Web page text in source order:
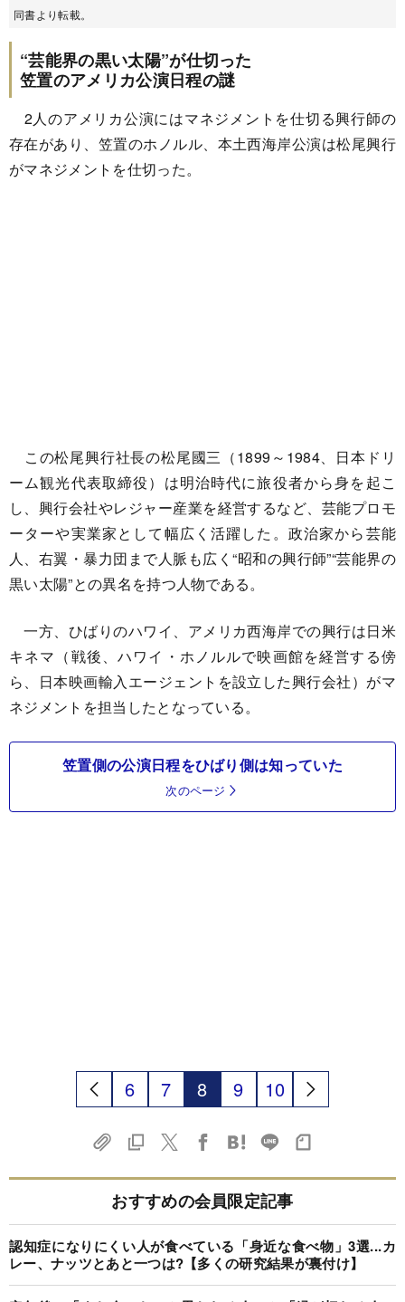
同書より転載。
“芸能界の黒い太陽”が仕切った
笠置のアメリカ公演日程の謎
2人のアメリカ公演にはマネジメントを仕切る興行師の
存在があり、笠置のホノルル、本土西海岸公演は松尾興行
がマネジメントを仕切った。
この松尾興行社長の松尾國三（1899～1984、日本ドリ
ーム観光代表取締役）は明治時代に旅役者から身を起こ
し、興行会社やレジャー産業を経営するなど、芸能プロモ
ーターや実業家として幅広く活躍した。政治家から芸能
人、右翼・暴力団まで人脈も広く“昭和の興行師”“芸能界の
黒い太陽”との異名を持つ人物である。
一方、ひばりのハワイ、アメリカ西海岸での興行は日米
キネマ（戦後、ハワイ・ホノルルで映画館を経営する傍
ら、日本映画輸入エージェントを設立した興行会社）がマ
ネジメントを担当したとなっている。
笠置側の公演日程をひばり側は知っていた
次のページ
6 7 8 9 10
おすすめの会員限定記事
認知症になりにくい人が食べている「身近な食べ物」3選...カ
レー、ナッツとあと一つは?【多くの研究結果が裏付け】